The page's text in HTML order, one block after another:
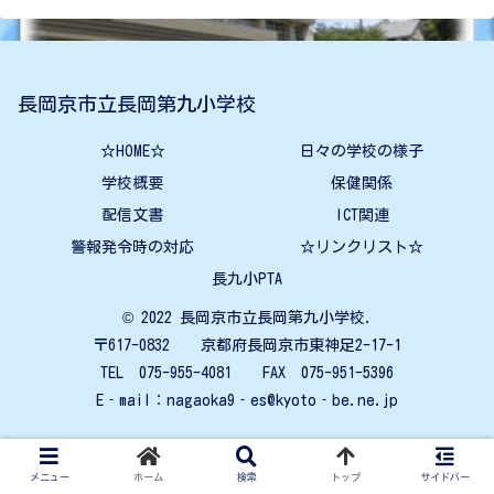
長岡京市立長岡第九小学校
☆HOME☆ 日々の学校の様子
学校概要 保健関係
配信文書 ICT関連
警報発令時の対応 ☆リンクリスト☆
長九小PTA
© 2022 長岡京市立長岡第九小学校.
〒617-0832 京都府長岡京市東神足2-17-1
TEL 075-955-4081 FAX 075-951-5396
E‐mail：nagaoka9‐es@kyoto‐be.ne.jp
メニュー ホーム 検索 トップ サイドバー